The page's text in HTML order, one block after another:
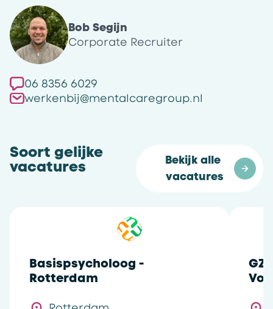
Bob Segijn
Corporate Recruiter
06 8356 6029
werkenbij@mentalcaregroup.nl
Soort gelijke
vacatures
Bekijk alle
vacatures
Basispsycholoog -
Rotterdam